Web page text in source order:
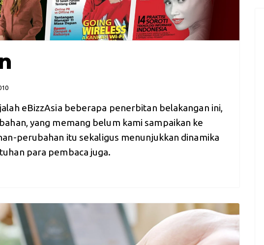
eBizzAsia beberapa penerbitan belakangan ini,
yang memang belum kami sampaikan ke
perubahan itu sekaligus menunjukkan dinamika
para pembaca juga.